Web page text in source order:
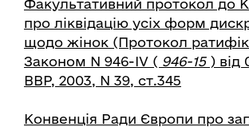
Факультативний протокол до
про ліквідацію усіх форм
щодо жінок (Протокол
Законом N 946-IV ( 946-15) від
ВВР, 2003, N 39, ст.345
Конвенція Ради Європи про